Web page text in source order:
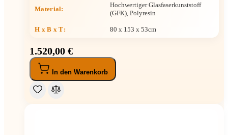
Material:
Hochwertiger Glasfaserkunststoff
(GFK), Polyresin
H x B x T: 80 x 153 x 53cm
1.520,00 €
In den Warenkorb